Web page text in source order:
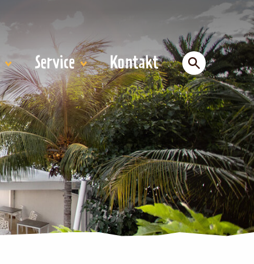
Service Kontakt